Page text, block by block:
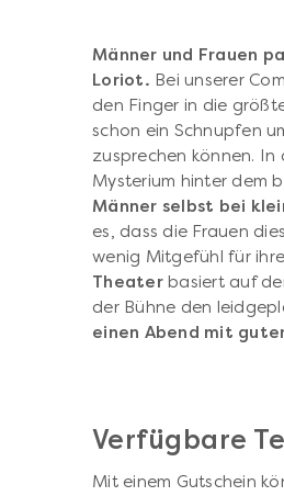
Männer und Frauen
Loriot. Bei unserer
den Finger in die
schon ein Schnupfen
zusprechen können. In
Mysterium hinter dem
Männer selbst bei
es, dass die Frauen
wenig Mitgefühl für
Theaterbasiert auf
der Bühne den
einen Abend mit
Verfügbare
Mit einem Gutschein